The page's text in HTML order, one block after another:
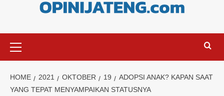
HOME 2021 OKTOBER 19
ADOPSI ANAK? KAPAN SAAT
YANG TEPAT MENYAMPAIKAN STATUSNYA